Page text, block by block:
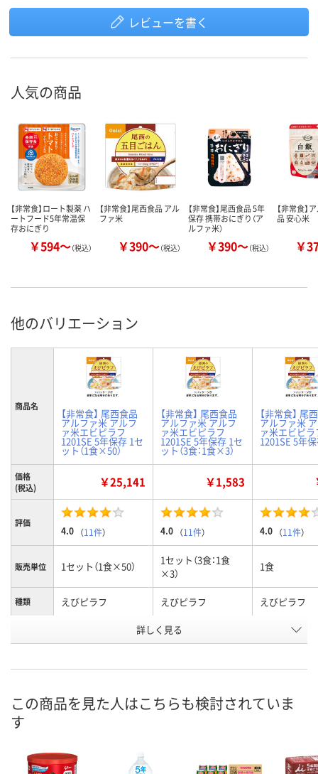
レビューを書く
人気の商品
【非常食】ロート製薬 ハ
ートフード5年常温保
存おにぎり
￥594～（税込）
【非常食】尾西食品 アル
ファ米
￥390～（税込）
【非常食】尾西食品 5年
保存 携帯おにぎり（ア
ルファ米）
￥390～（税込）
【非常食】
品 安心米
￥
他のバリエーション
商品名
【非常食】 尾西食品
アルファ米 アルフ
ァ米エビピラフ
1201SE 5年保存 1セ
ット（1食×50）
【非常食】 尾西食品
アルファ米 アルフ
ァ米エビピラフ
1201SE 5年保存 1セ
ット（3食：1食×3）
【非常食】 尾
アルファ米
ァ米エビピラ
1201SE 5年
価格
(税込)
￥25,141 ￥1,583
評価
4.0 （11件） 4.0 （11件） 4.0 （11件）
販売単位 1セット（1食×50）
1セット（3食：1食
×3）
1食
種類 えびピラフ えびピラフ えびピラフ
3112922 3112913
お届け日 8月8日（土） 8月8日（土） 8月8日（土）
数量
詳しく見る
この商品を見た人はこちらも検討されていま
す